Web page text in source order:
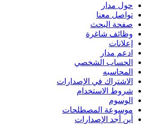
حول مدار
تواصل معنا
صفحة البحث
وظائف شاغرة
إعلانات
ادعم مدار
الحساب الشخصي
المحاسبه
الاشتراك في الإصدارات
شروط الاستخدام
الوسوم
موسوعة المصطلحات
أين أجد الإصدارات